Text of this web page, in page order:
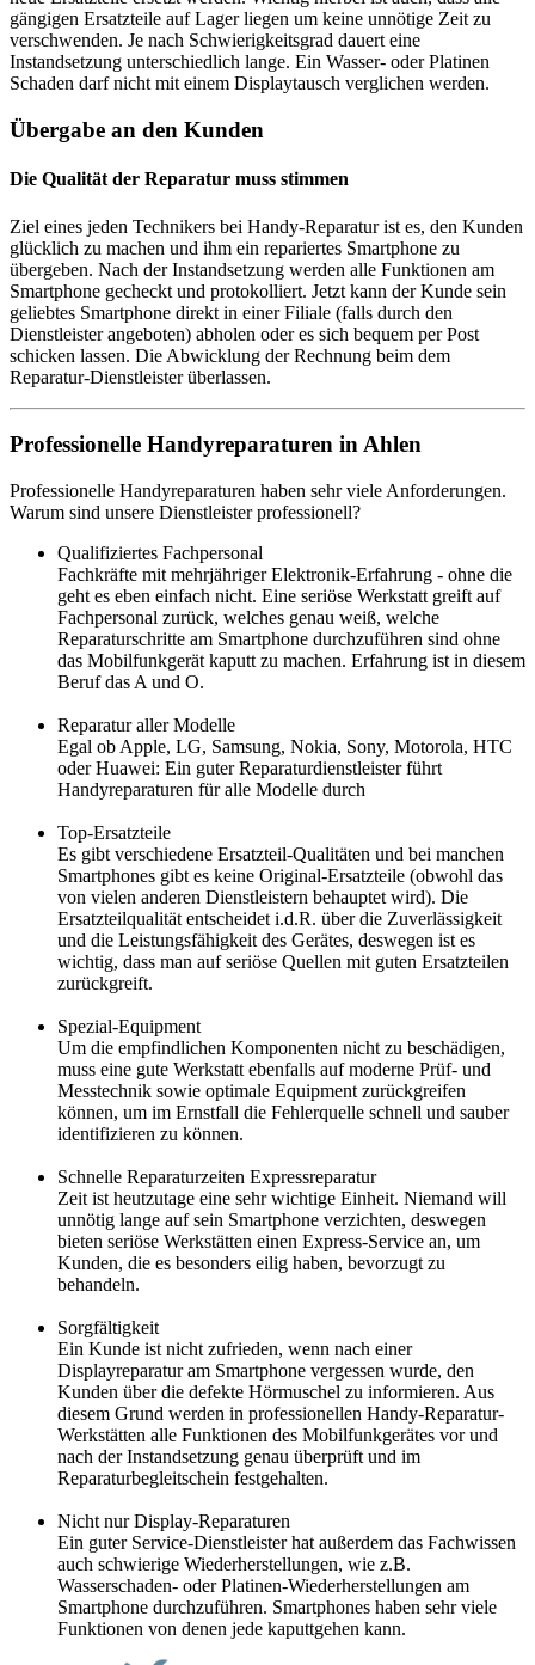
gängigen Ersatzteile auf Lager liegen um keine unnötige Zeit zu
verschwenden. Je nach Schwierigkeitsgrad dauert eine
Instandsetzung unterschiedlich lange. Ein Wasser- oder Platinen
Schaden darf nicht mit einem Displaytausch verglichen werden.
Übergabe an den Kunden
Die Qualität der Reparatur muss stimmen
Ziel eines jeden Technikers bei Handy-Reparatur ist es, den Kunden
glücklich zu machen und ihm ein repariertes Smartphone zu
übergeben. Nach der Instandsetzung werden alle Funktionen am
Smartphone gecheckt und protokolliert. Jetzt kann der Kunde sein
geliebtes Smartphone direkt in einer Filiale (falls durch den
Dienstleister angeboten) abholen oder es sich bequem per Post
schicken lassen. Die Abwicklung der Rechnung beim dem
Reparatur-Dienstleister überlassen.
Professionelle Handyreparaturen in Ahlen
Professionelle Handyreparaturen haben sehr viele Anforderungen.
Warum sind unsere Dienstleister professionell?
Qualifiziertes Fachpersonal
Fachkräfte mit mehrjähriger Elektronik-Erfahrung - ohne die
geht es eben einfach nicht. Eine seriöse Werkstatt greift auf
Fachpersonal zurück, welches genau weiß, welche
Reparaturschritte am Smartphone durchzuführen sind ohne
das Mobilfunkgerät kaputt zu machen. Erfahrung ist in diesem
Beruf das A und O.
Reparatur aller Modelle
Egal ob Apple, LG, Samsung, Nokia, Sony, Motorola, HTC
oder Huawei: Ein guter Reparaturdienstleister führt
Handyreparaturen für alle Modelle durch
Top-Ersatzteile
Es gibt verschiedene Ersatzteil-Qualitäten und bei manchen
Smartphones gibt es keine Original-Ersatzteile (obwohl das
von vielen anderen Dienstleistern behauptet wird). Die
Ersatzteilqualität entscheidet i.d.R. über die Zuverlässigkeit
und die Leistungsfähigkeit des Gerätes, deswegen ist es
wichtig, dass man auf seriöse Quellen mit guten Ersatzteilen
zurückgreift.
Spezial-Equipment
Um die empfindlichen Komponenten nicht zu beschädigen,
muss eine gute Werkstatt ebenfalls auf moderne Prüf- und
Messtechnik sowie optimale Equipment zurückgreifen
können, um im Ernstfall die Fehlerquelle schnell und sauber
identifizieren zu können.
Schnelle Reparaturzeiten Expressreparatur
Zeit ist heutzutage eine sehr wichtige Einheit. Niemand will
unnötig lange auf sein Smartphone verzichten, deswegen
bieten seriöse Werkstätten einen Express-Service an, um
Kunden, die es besonders eilig haben, bevorzugt zu
behandeln.
Sorgfältigkeit
Ein Kunde ist nicht zufrieden, wenn nach einer
Displayreparatur am Smartphone vergessen wurde, den
Kunden über die defekte Hörmuschel zu informieren. Aus
diesem Grund werden in professionellen Handy-Reparatur-
Werkstätten alle Funktionen des Mobilfunkgerätes vor und
nach der Instandsetzung genau überprüft und im
Reparaturbegleitschein festgehalten.
Nicht nur Display-Reparaturen
Ein guter Service-Dienstleister hat außerdem das Fachwissen
auch schwierige Wiederherstellungen, wie z.B.
Wasserschaden- oder Platinen-Wiederherstellungen am
Smartphone durchzuführen. Smartphones haben sehr viele
Funktionen von denen jede kaputtgehen kann.